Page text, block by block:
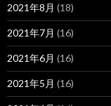
2021年8月 (18)
2021年7月 (16)
2021年6月 (16)
2021年5月 (16)